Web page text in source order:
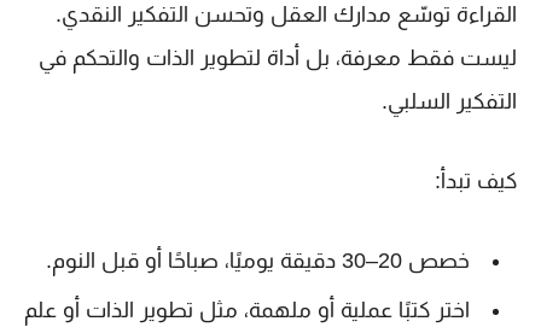
القراءة توسّع مدارك العقل وتحسن التفكير النقدي.
ليست فقط معرفة، بل أداة لتطوير الذات والتحكم في
التفكير السلبي.
كيف تبدأ:
خصص 20–30 دقيقة يوميًا، صباحًا أو قبل النوم.
اختر كتبًا عملية أو ملهمة، مثل تطوير الذات أو علم